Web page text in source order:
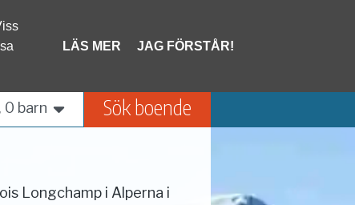
Frankrike
0 barn Sök boende
Longchamp i Alperna i
LÄS MER JAG FÖRSTÅR!